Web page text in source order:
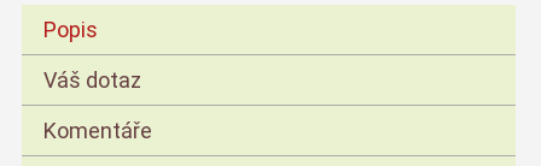
Popis
Váš dotaz
Komentáře